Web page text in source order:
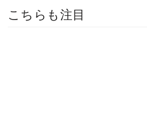
こちらも注目